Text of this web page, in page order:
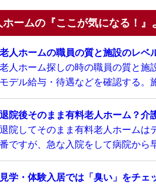
ームの『ここが気になる！』
老人ホームの職員の質と施設のレベ
老人ホーム探しの時の職員の質と施
モデル給与・待遇などを確認する。
退院後そのまま有料老人ホーム？介
退院してそのまま有料老人ホームは
番ですが、急な入院をして病院から
見学・体験入居では「臭い」をチェ